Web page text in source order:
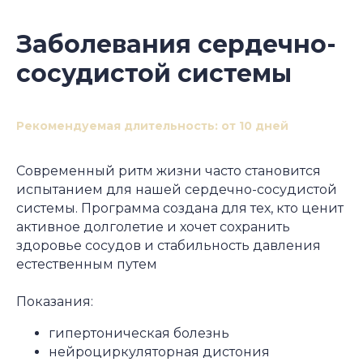
Заболевания сердечно-
сосудистой системы
Рекомендуемая длительность: от 10 дней
Современный ритм жизни часто становится
испытанием для нашей сердечно-сосудистой
системы. Программа создана для тех, кто ценит
активное долголетие и хочет сохранить
здоровье сосудов и стабильность давления
естественным путем
Показания:
гипертоническая болезнь
нейроциркуляторная дистония